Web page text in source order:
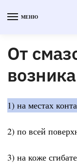
МЕНЮ
От
1) на местах
2) по всей
3) на коже